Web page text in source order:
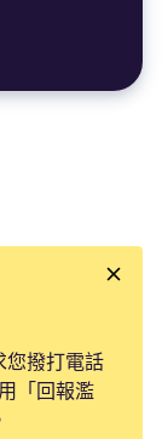
您撥打電話
「回報濫